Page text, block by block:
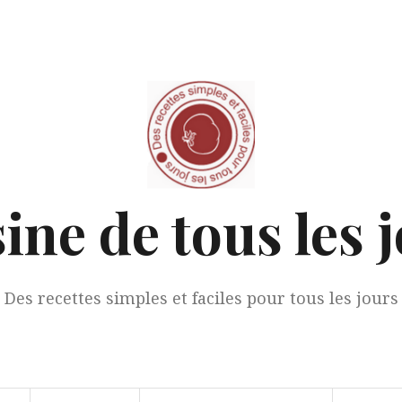
de tous les
Des recettes simples et faciles pour tous les jours